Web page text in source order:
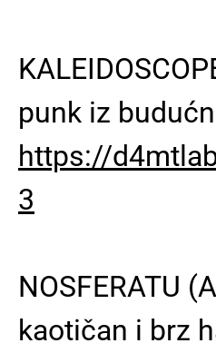
punk iz
https://
3
NOSFERATU
kaotičan i brz